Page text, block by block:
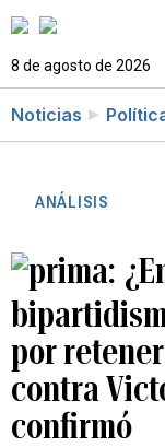
8 de agosto de 2026
Noticias
ANÁLISIS
por
contra
confirmó